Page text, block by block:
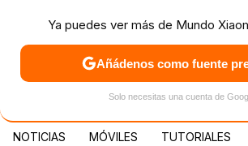
PATROCINA
MENÚ
NOTICIAS MÓVILES TUTORIALES
Ya puedes ver más de Mundo
Añádenos como fuente
Solo necesitas una cuenta de